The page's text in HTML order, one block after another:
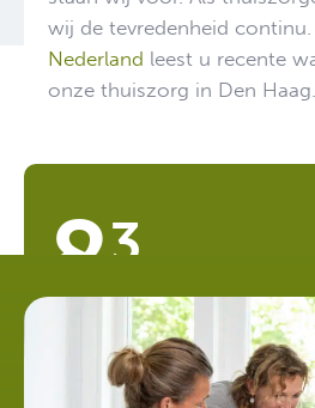
83
Evita Zorg is
ZorgkaartNederland en heeft